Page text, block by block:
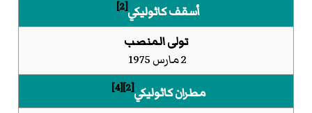
أسقف كاثوليكي[2]
تولى المنصب
2 مارس 1975
مطران كاثوليكي[2]
[4]